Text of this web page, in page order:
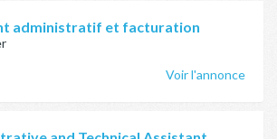
administratif et facturation
Voir l'annonce